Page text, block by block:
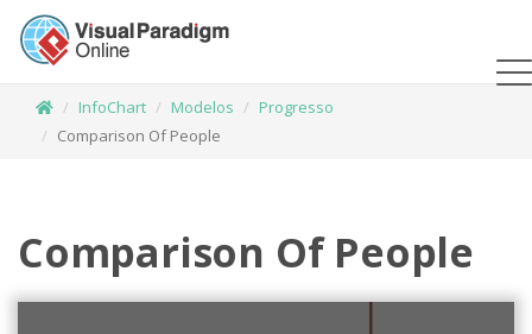
InfoChart Modelos
Progresso
Comparison Of People
Comparison Of People